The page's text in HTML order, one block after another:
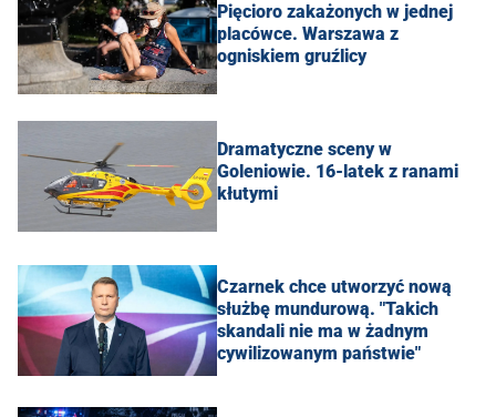
Pięcioro zakażonych w jednej
placówce. Warszawa z
ogniskiem gruźlicy
Dramatyczne sceny w
Goleniowie. 16-latek z ranami
kłutymi
Czarnek chce utworzyć nową
służbę mundurową. "Takich
skandali nie ma w żadnym
cywilizowanym państwie"